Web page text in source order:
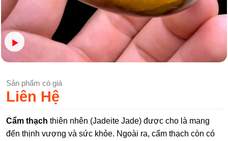
Sản phẩm có giá
Liên Hệ
Cẩm thạch thiên nhên (Jadeite Jade) được cho là mang
đến thịnh vượng và sức khỏe. Ngoài ra, cẩm thạch còn có